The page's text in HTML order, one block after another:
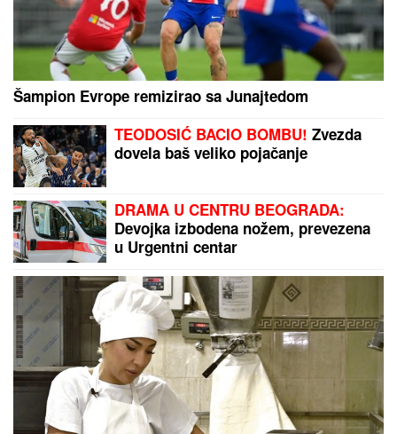
Srbija izgubila košem u poslednjoj sekundi, veliko
iznenađenje, ovo nikako nije dobro
DŽEJEVA NAJVEĆA LJUBAV DANAS
PROSLAVLJA ROĐENDAN
Andrijana sada izgleda: Nije u
kontaktu sa njegovim ćerkama, a
jedan detalj svi komentarišu
Ceca Ražnatović operisana 8 sati!
Javile se komplikacije, ona se nije
odvajala od pevačice! (FOTO)